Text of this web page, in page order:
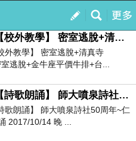
我的
訂閱
學.....
2017 台北 【校外教學】 密室逃脫+清真寺
外教學】 密室逃脫+清真寺
逃脫+金牛座平價牛排+台...
2017 台北 【詩歌朗誦】 師大噴泉詩社50周年~仁愛國小詩歌朗誦
歌朗誦】 師大噴泉詩社50周年~仁
2017/10/14 晚 ...